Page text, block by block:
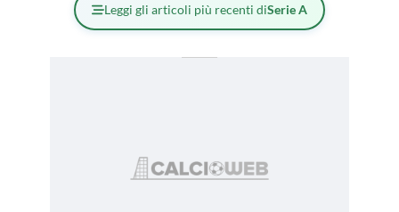
Leggi gli articoli più recenti diSerie A